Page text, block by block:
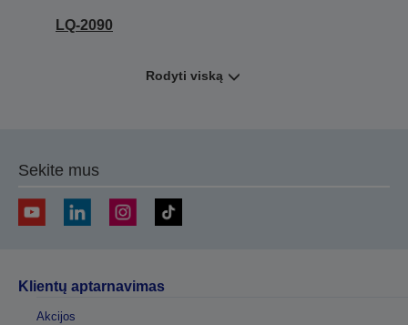
LQ-2090
Rodyti viską
Sekite mus
Klientų aptarnavimas
Akcijos